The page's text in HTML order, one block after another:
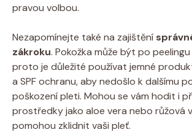
pravou volbou.
Nezapomínejte také na zajištění
zákroku.​ Pokožka může být po
proto je důležité používat jemné‌
a⁤ SPF ‍ochranu, aby⁤ nedošlo ‌k ‌dalšímu
poškození pleti. Mohou se vám ‍hodit i
prostředky jako⁤ aloe‍ vera nebo růžová
pomohou⁤ zklidnit​ vaši pleť.